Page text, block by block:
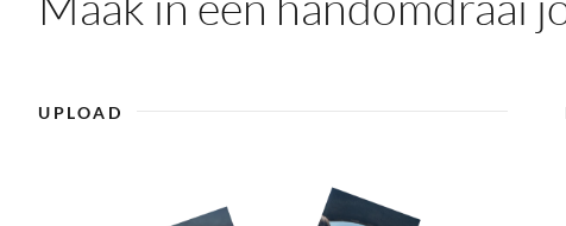
UPLOAD